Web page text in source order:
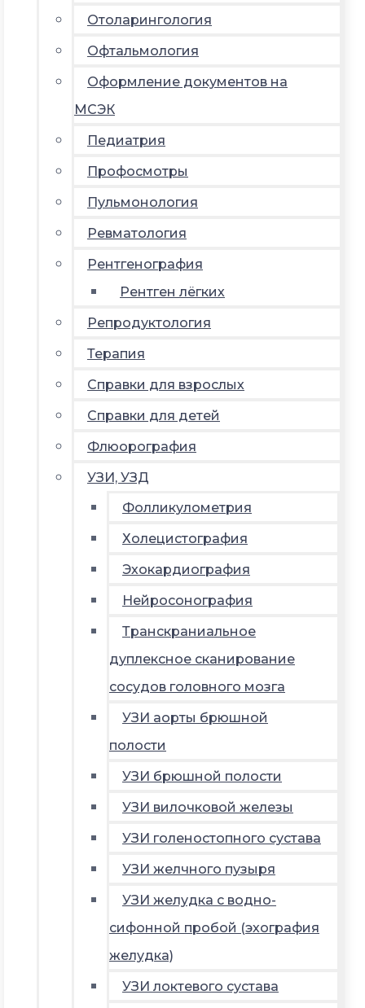
Отоларингология
Офтальмология
Оформление документов на
МСЭК
Педиатрия
Профосмотры
Пульмонология
Ревматология
Рентгенография
Рентген лёгких
Репродуктология
Терапия
Справки для взрослых
Справки для детей
Флюорография
УЗИ, УЗД
Фолликулометрия
Холецистография
Эхокардиография
Нейросонография
Транскраниальное
дуплексное сканирование
сосудов головного мозга
УЗИ аорты брюшной
полости
УЗИ брюшной полости
УЗИ вилочковой железы
УЗИ голеностопного сустава
УЗИ желчного пузыря
УЗИ желудка с водно-
сифонной пробой (эхография
желудка)
УЗИ локтевого сустава